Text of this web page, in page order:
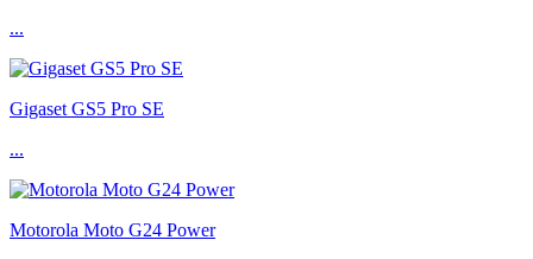
...
Gigaset GS5 Pro SE
...
Motorola Moto G24 Power